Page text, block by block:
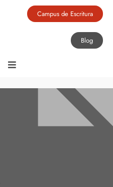
Campus de Escritura
Blog